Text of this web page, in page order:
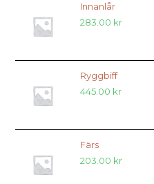
Innanlår
283.00 kr
Ryggbiff
445.00 kr
Färs
203.00 kr